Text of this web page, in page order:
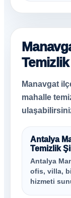
Temizlik
Manavgat
mahalle
Antalya
Temizlik
Antalya
ofis, villa,
hizmeti